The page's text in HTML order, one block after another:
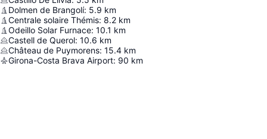
Dolmen de Brangolí: 5.9 km
Centrale solaire Thémis: 8.2 km
Odeillo Solar Furnace: 10.1 km
Castell de Querol: 10.6 km
Château de Puymorens: 15.4 km
Girona-Costa Brava Airport: 90 km